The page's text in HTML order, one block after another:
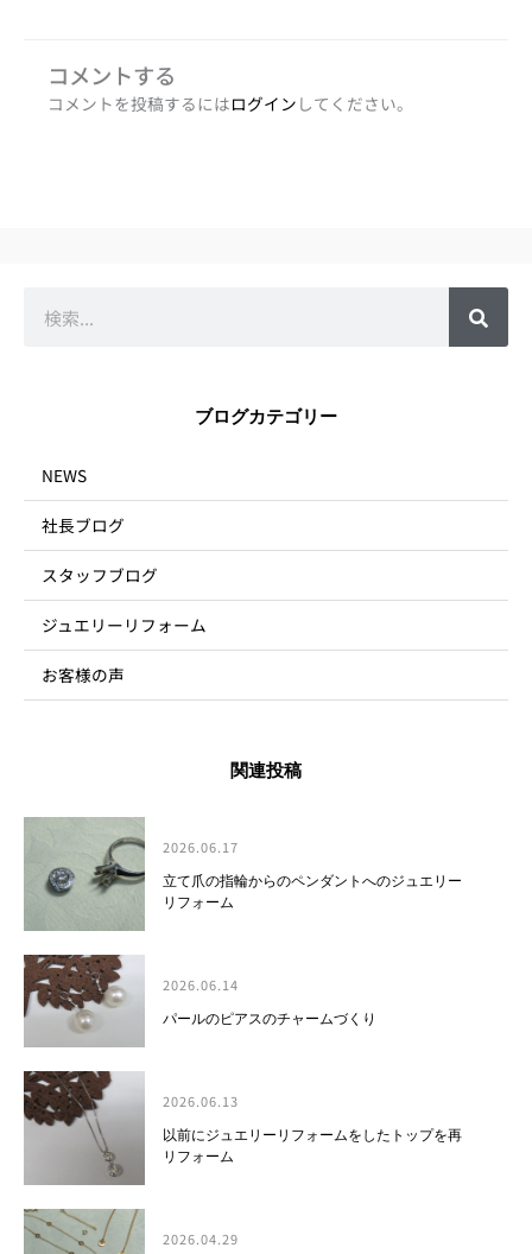
コメントする
コメントを投稿するにはログイン してください。
ブログカテゴリー
NEWS
社長ブログ
スタッフブログ
ジュエリーリフォーム
お客様の声
関連投稿
2026.06.17
立て爪の指輪からのペンダントへのジュエリー
リフォーム
2026.06.14
パールのピアスのチャームづくり
2026.06.13
以前にジュエリーリフォームをしたトップを再
リフォーム
2026.04.29